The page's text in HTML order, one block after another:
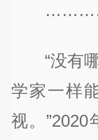
“没有哪
学家一样
视。